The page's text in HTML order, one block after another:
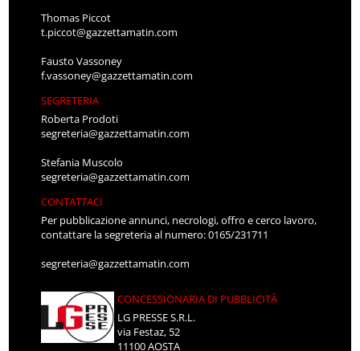
Thomas Piccot
t.piccot@gazzettamatin.com
Fausto Vassoney
f.vassoney@gazzettamatin.com
SEGRETERIA
Roberta Prodoti
segreteria@gazzettamatin.com
Stefania Muscolo
segreteria@gazzettamatin.com
CONTATTACI
Per pubblicazione annunci, necrologi, offro e cerco lavoro,
contattare la segreteria al numero: 0165/231711
segreteria@gazzettamatin.com
CONCESSIONARIA DI PUBBLICITÀ
LG PRESSE S.R.L.
via Festaz, 52
11100 AOSTA